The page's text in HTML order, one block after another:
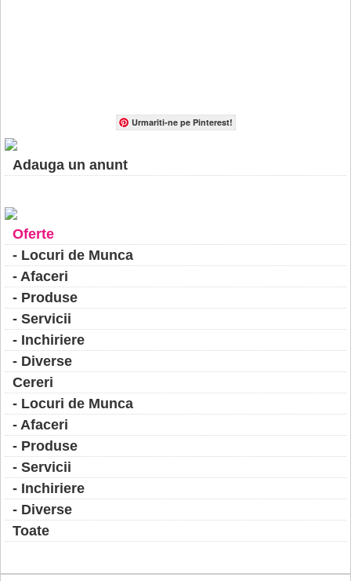
Urmariti-ne pe Pinterest!
Adauga un anunt
Oferte
- Locuri de Munca
- Afaceri
- Produse
- Servicii
- Inchiriere
- Diverse
Cereri
- Locuri de Munca
- Afaceri
- Produse
- Servicii
- Inchiriere
- Diverse
Toate